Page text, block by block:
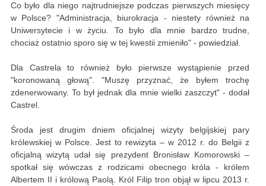
Co było dla niego najtrudniejsze podczas pierwszych miesięcy
w Polsce? "Administracja, biurokracja - niestety również na
Uniwersytecie i w życiu. To było dla mnie bardzo trudne,
chociaż ostatnio sporo się w tej kwestii zmieniło" - powiedział.
Dla Castrela to również było pierwsze wystąpienie przed
"koronowaną głową". "Muszę przyznać, że byłem trochę
zdenerwowany. To był jednak dla mnie wielki zaszczyt" - dodał
Castrel.
Środa jest drugim dniem oficjalnej wizyty belgijskiej pary
królewskiej w Polsce. Jest to rewizyta – w 2012 r. do Belgii z
oficjalną wizytą udał się prezydent Bronisław Komorowski –
spotkał się wówczas z rodzicami obecnego króla - królem
Albertem II i królową Paolą. Król Filip tron objął w lipcu 2013 r.